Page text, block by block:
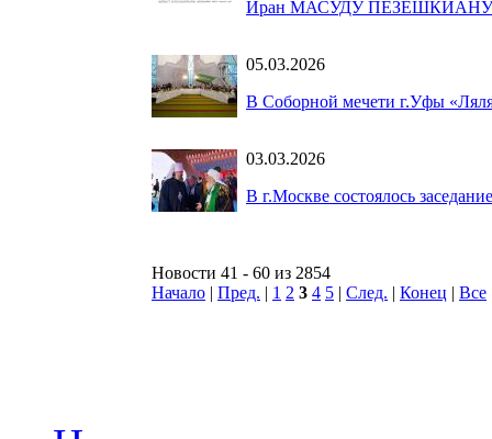
Иран МАСУДУ ПЕЗЕШКИАНУ
05.03.2026
В Соборной мечети г.Уфы
03.03.2026
В г.Москве состоялось
Новости 41 - 60 из 2854
Начало | Пред. | 1 2 3 4 5 | След. | Конец | Все